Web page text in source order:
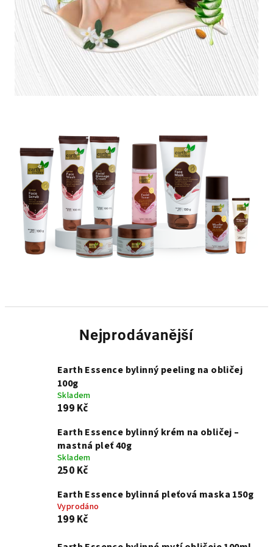
Nejprodávanější
Earth Essence bylinný peeling na obličej
100g
Skladem
199 Kč
Earth Essence bylinný krém na obličej –
mastná pleť 40g
Skladem
250 Kč
Earth Essence bylinná pleťová maska 150g
Vyprodáno
199 Kč